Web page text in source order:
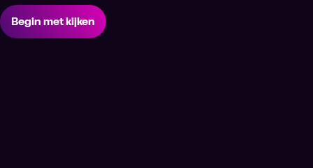
Begin met kijken